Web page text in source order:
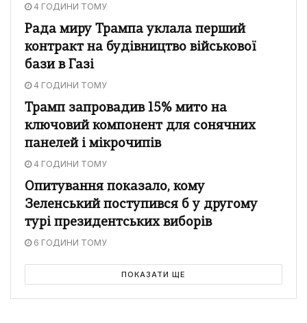
4 ГОДИНИ ТОМУ
Рада миру Трампа уклала перший
контракт на будівництво військової
бази в Газі
4 ГОДИНИ ТОМУ
Трамп запровадив 15% мито на
ключовий компонент для сонячних
панелей і мікрочипів
4 ГОДИНИ ТОМУ
Опитування показало, кому
Зеленський поступився б у другому
турі президентських виборів
6 ГОДИНИ ТОМУ
ПОКАЗАТИ ЩЕ